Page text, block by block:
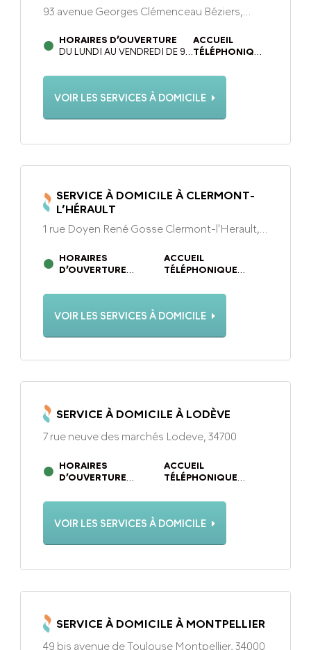
93 avenue Georges Clémenceau Béziers,
HORAIRES D’OUVERTURE
DU LUNDI AU VENDREDI DE 9H
LES JEUDIS APRÈS-MIDI
ACCUEIL
TÉLÉPHONIQUE
VENDREDI DE 9H
14H00 À 17H30
VOIR LES SERVICES À DOMICILE
SERVICE À DOMICILE À CLERMONT-
L’HÉRAULT
1 rue Doyen René Gosse Clermont-l'Herault,
HORAIRES
D’OUVERTURE
VENDREDI DE 9H À
17H30
ACCUEIL
TÉLÉPHONIQUE
VENDREDI DE 9H À
17H30
VOIR LES SERVICES À DOMICILE
SERVICE À DOMICILE À LODÈVE
7 rue neuve des marchés Lodeve, 34700
HORAIRES
D’OUVERTURE
VENDREDI DE 09H00 À
17H30
ACCUEIL
TÉLÉPHONIQUE
VENDREDI DE 09H00 À
17H30
VOIR LES SERVICES À DOMICILE
SERVICE À DOMICILE À MONTPELLIER
49 bis avenue de Toulouse Montpellier, 34000